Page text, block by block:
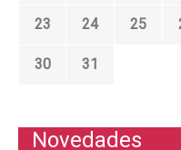
23 24 25
30
31
Novedades